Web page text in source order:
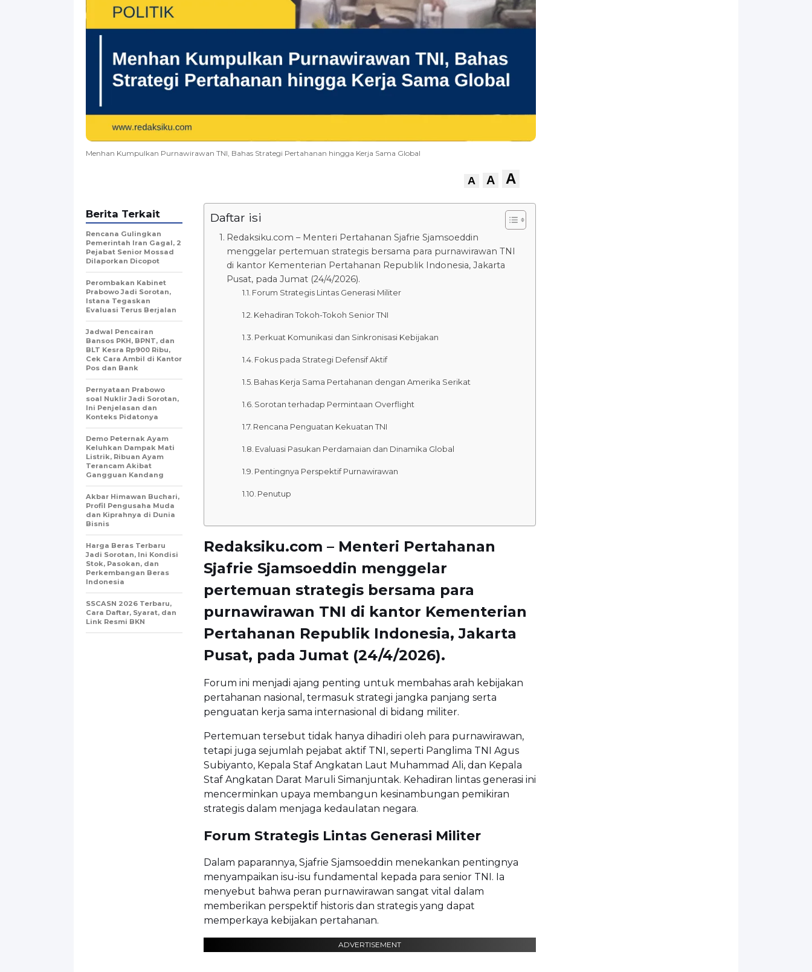
Menhan Kumpulkan Purnawirawan TNI, Bahas Strategi Pertahanan hingga Kerja Sama Global
A A A
Daftar isi
Redaksiku.com – Menteri Pertahanan Sjafrie Sjamsoeddin
menggelar pertemuan strategis bersama para purnawirawan TNI
di kantor Kementerian Pertahanan Republik Indonesia, Jakarta
Pusat, pada Jumat (24/4/2026).
Forum Strategis Lintas Generasi Militer
Kehadiran Tokoh-Tokoh Senior TNI
Perkuat Komunikasi dan Sinkronisasi Kebijakan
Fokus pada Strategi Defensif Aktif
Bahas Kerja Sama Pertahanan dengan Amerika Serikat
Sorotan terhadap Permintaan Overflight
Rencana Penguatan Kekuatan TNI
Evaluasi Pasukan Perdamaian dan Dinamika Global
Pentingnya Perspektif Purnawirawan
Penutup
Redaksiku.com – Menteri Pertahanan
Sjafrie Sjamsoeddin menggelar
pertemuan strategis bersama para
purnawirawan TNI di kantor Kementerian
Pertahanan Republik Indonesia, Jakarta
Pusat, pada Jumat (24/4/2026).
Forum ini menjadi ajang penting untuk membahas arah kebijakan
pertahanan nasional, termasuk strategi jangka panjang serta
penguatan kerja sama internasional di bidang militer.
Pertemuan tersebut tidak hanya dihadiri oleh para purnawirawan,
tetapi juga sejumlah pejabat aktif TNI, seperti Panglima TNI Agus
Subiyanto, Kepala Staf Angkatan Laut Muhammad Ali, dan Kepala
Staf Angkatan Darat Maruli Simanjuntak. Kehadiran lintas generasi ini
mencerminkan upaya membangun kesinambungan pemikiran
strategis dalam menjaga kedaulatan negara.
Forum Strategis Lintas Generasi Militer
Dalam paparannya, Sjafrie Sjamsoeddin menekankan pentingnya
menyampaikan isu-isu fundamental kepada para senior TNI. Ia
menyebut bahwa peran purnawirawan sangat vital dalam
memberikan perspektif historis dan strategis yang dapat
memperkaya kebijakan pertahanan.
ADVERTISEMENT
Berita Terkait
Rencana Gulingkan
Pemerintah Iran Gagal, 2
Pejabat Senior Mossad
Dilaporkan Dicopot
Perombakan Kabinet
Prabowo Jadi Sorotan,
Istana Tegaskan
Evaluasi Terus Berjalan
Jadwal Pencairan
Bansos PKH, BPNT, dan
BLT Kesra Rp900 Ribu,
Cek Cara Ambil di Kantor
Pos dan Bank
Pernyataan Prabowo
soal Nuklir Jadi Sorotan,
Ini Penjelasan dan
Konteks Pidatonya
Demo Peternak Ayam
Keluhkan Dampak Mati
Listrik, Ribuan Ayam
Terancam Akibat
Gangguan Kandang
Akbar Himawan Buchari,
Profil Pengusaha Muda
dan Kiprahnya di Dunia
Bisnis
Harga Beras Terbaru
Jadi Sorotan, Ini Kondisi
Stok, Pasokan, dan
Perkembangan Beras
Indonesia
SSCASN 2026 Terbaru,
Cara Daftar, Syarat, dan
Link Resmi BKN